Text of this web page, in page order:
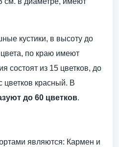
кустики, в высоту до
по краю имеют
состоят из 15 цветков, до
цветков красный. В
до 60 цветков.
являются: Кармен и